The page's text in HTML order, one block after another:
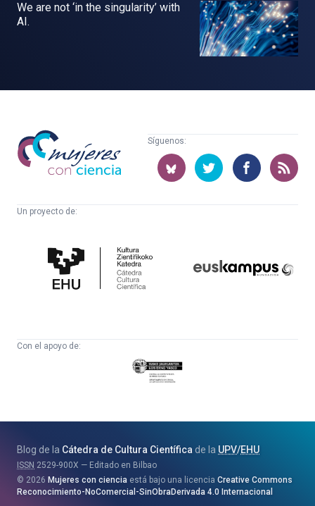
We are not ‘in the singularity’ with
AI.
Mujeres
con
ciencia
Síguenos:
Un proyecto de:
Cultura
Científica
Con el apoyo de:
Eusko
Jaurlaritza
eta
Berrikuntza
Saila
Blog de la Cátedra de Cultura Científica de la UPV/EHU
ISSN 2529-900X
Editado en Bilbao
2026 Mujeres con ciencia está bajo una licencia Creative Commons
Reconocimiento-NoComercial-SinObraDerivada 4.0 Internacional